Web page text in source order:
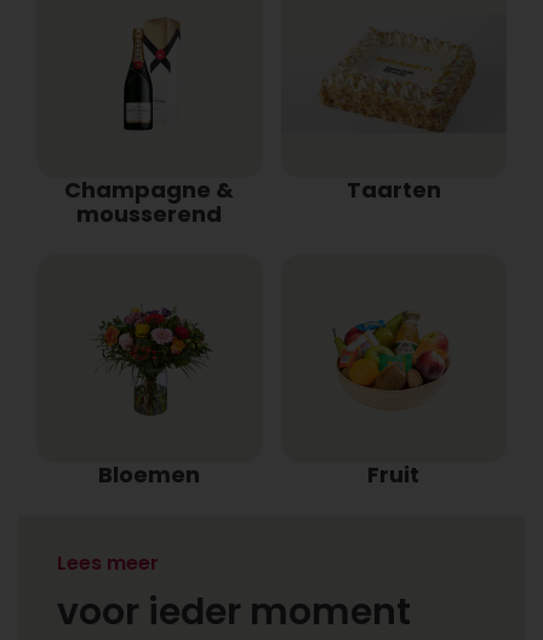
Champagne &
mousserend
Taarten
Bloemen Fruit
Een cadeau versturen
voor ieder moment
Lees meer